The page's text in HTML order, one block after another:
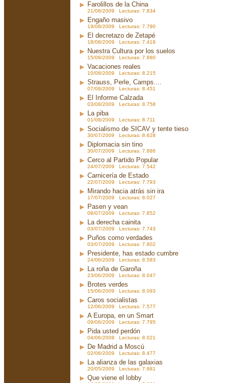
Farolillos de la China
21/08/2009 Lecturas: 7.834
Engaño masivo
19/08/2009 Lecturas: 7.790
El decretazo de Zetapé
18/08/2009 Lecturas: 7.418
Nuestra Cultura por los suelos
15/08/2009 Lecturas: 7.880
Vacaciones reales
10/08/2009 Lecturas: 8.215
Strauss, Perle, Camps....
07/08/2009 Lecturas: 8.451
El Informe Calzada
03/08/2009 Lecturas: 8.758
La piba
01/08/2009 Lecturas: 8.711
Socialismo de SICAV y tente tieso
30/07/2009 Lecturas: 8.628
Diplomacia sin tino
30/07/2009 Lecturas: 7.886
Cerco al Partido Popular
24/07/2009 Lecturas: 7.542
Carnicería de Estado
22/07/2009 Lecturas: 7.793
Mirando hacia atrás sin ira
17/07/2009 Lecturas: 8.027
Pasen y vean
08/07/2009 Lecturas: 7.852
La derecha cainita
03/07/2009 Lecturas: 7.743
Puños como verdades
03/07/2009 Lecturas: 7.802
Presidente, has estado cumbre
24/06/2009 Lecturas: 8.583
La roña de Garoña
23/06/2009 Lecturas: 8.047
Brotes verdes
15/06/2009 Lecturas: 8.093
Caros socialistas
12/06/2009 Lecturas: 7.577
A Europa, en un Smart
09/06/2009 Lecturas: 7.795
Pida usted perdón
04/06/2009 Lecturas: 8.021
De Madrid a Moscú
02/06/2009 Lecturas: 8.477
La alianza de las galaxias
20/05/2009 Lecturas: 7.681
Que viene el lobby